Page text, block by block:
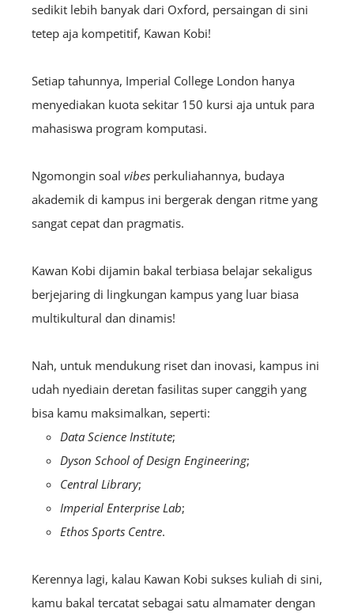
sedikit lebih banyak dari Oxford, persaingan di sini
tetep aja kompetitif, Kawan Kobi!
Setiap tahunnya, Imperial College London hanya
menyediakan kuota sekitar 150 kursi aja untuk para
mahasiswa program komputasi.
Ngomongin soal vibes perkuliahannya, budaya
akademik di kampus ini bergerak dengan ritme yang
sangat cepat dan pragmatis.
Kawan Kobi dijamin bakal terbiasa belajar sekaligus
berjejaring di lingkungan kampus yang luar biasa
multikultural dan dinamis!
Nah, untuk mendukung riset dan inovasi, kampus ini
udah nyediain deretan fasilitas super canggih yang
bisa kamu maksimalkan, seperti:
Data Science Institute;
Dyson School of Design Engineering;
Central Library;
Imperial Enterprise Lab;
Ethos Sports Centre.
Kerennya lagi, kalau Kawan Kobi sukses kuliah di sini,
kamu bakal tercatat sebagai satu almamater dengan